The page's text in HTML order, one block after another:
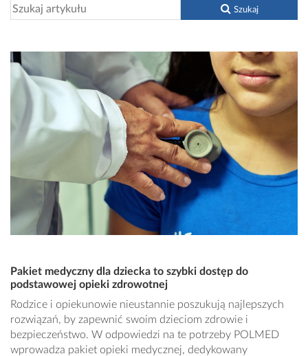
Szukaj
Pakiet medyczny dla dziecka to szybki dostęp do
podstawowej opieki zdrowotnej
Rodzice i opiekunowie nieustannie poszukują najlepszych
rozwiązań, by zapewnić swoim dzieciom zdrowie i
bezpieczeństwo. W odpowiedzi na te potrzeby POLMED
wprowadza pakiet opieki medycznej, dedykowany